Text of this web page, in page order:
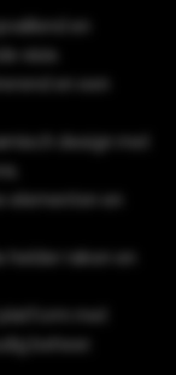
en
visie.
en een
design met
en
raken en
met
beheer.